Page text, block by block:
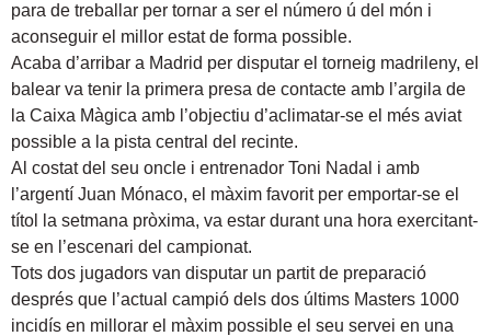
para de treballar per tornar a ser el número ú del món i
aconseguir el millor estat de forma possible.
Acaba d’arribar a Madrid per disputar el torneig madrileny, el
balear va tenir la primera presa de contacte amb l’argila de
la Caixa Màgica amb l’objectiu d’aclimatar-se el més aviat
possible a la pista central del recinte.
Al costat del seu oncle i entrenador Toni Nadal i amb
l’argentí Juan Mónaco, el màxim favorit per emportar-se el
títol la setmana pròxima, va estar durant una hora exercitant-
se en l’escenari del campionat.
Tots dos jugadors van disputar un partit de preparació
després que l’actual campió dels dos últims Masters 1000
incidís en millorar el màxim possible el seu servei en una